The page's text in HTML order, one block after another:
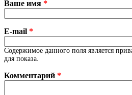
Ваше имя *
E-mail *
Содержимое данного поля является
для показа.
Комментарий *